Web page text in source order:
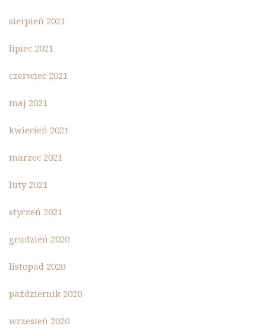
sierpień 2021
lipiec 2021
czerwiec 2021
maj 2021
kwiecień 2021
marzec 2021
luty 2021
styczeń 2021
grudzień 2020
listopad 2020
październik 2020
wrzesień 2020